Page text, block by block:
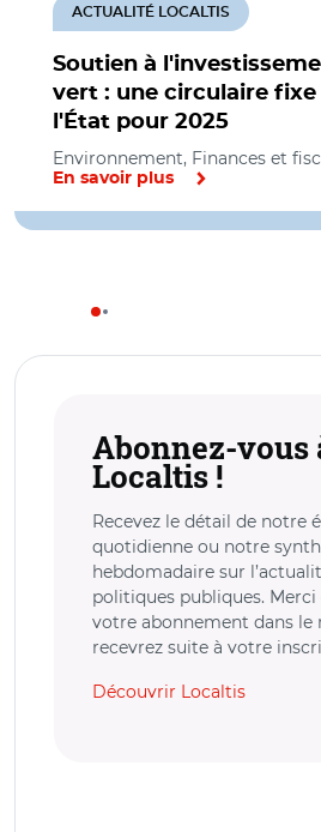
Soutien à
vert : une circulaire
l'État pour 2025
ACTUALITÉ LOCALTIS
Environnement, Finances et
En savoir plus
Abonnez-vous
Localtis !
Recevez le détail de notre
quotidienne ou notre
hebdomadaire sur
politiques publiques.
votre abonnement dans le
recevrez suite à votre
Découvrir Localtis